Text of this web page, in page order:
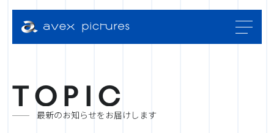
T O P C
最新のお知らせをお届けします